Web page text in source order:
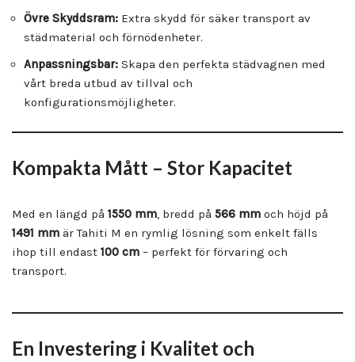
Övre Skyddsram: Extra skydd för säker transport av
städmaterial och förnödenheter.
Anpassningsbar: Skapa den perfekta städvagnen med
vårt breda utbud av tillval och
konfigurationsmöjligheter.
Kompakta Mått – Stor Kapacitet
Med en längd på 1550 mm, bredd på 566 mm och höjd på
1491 mm är Tahiti M en rymlig lösning som enkelt fälls
ihop till endast 100 cm – perfekt för förvaring och
transport.
En Investering i Kvalitet och